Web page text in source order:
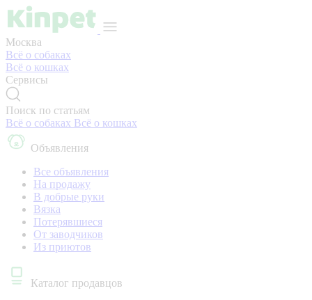
Москва
Всё о собаках
Всё о кошках
Сервисы
Поиск по статьям
Всё о собаках Всё о кошках
Объявления
Все объявления
На продажу
В добрые руки
Вязка
Потерявшиеся
От заводчиков
Из приютов
Каталог продавцов